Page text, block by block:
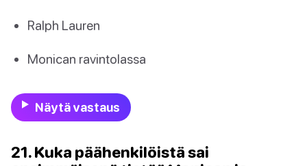
Ralph Lauren
Monican ravintolassa
Näytä vastaus
21. Kuka päähenkilöistä sai